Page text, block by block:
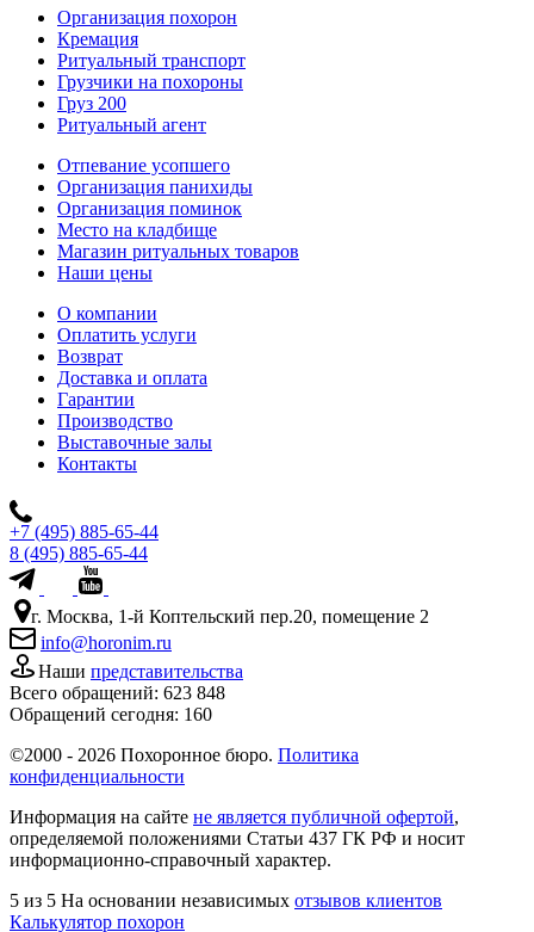
Организация похорон
Кремация
Ритуальный транспорт
Грузчики на похороны
Груз 200
Ритуальный агент
Отпевание усопшего
Организация панихиды
Организация поминок
Место на кладбище
Магазин ритуальных товаров
Наши цены
О компании
Оплатить услуги
Возврат
Доставка и оплата
Гарантии
Производство
Выставочные залы
Контакты
+7 (495) 885-65-44
8 (495) 885-65-44
г. Москва, 1-й Коптельский пер.20, помещение 2
info@horonim.ru
Наши представительства
Всего обращений: 623 848
Обращений сегодня: 160
©2000 - 2026 Похоронное бюро. Политика
конфиденциальности
Информация на сайте не является публичной офертой,
определяемой положениями Статьи 437 ГК РФ и носит
информационно-справочный характер.
5 из 5 На основании независимых отзывов клиентов
Калькулятор похорон